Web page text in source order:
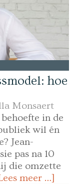
hoe
Monsaert
in de
wil én
Jean-
pas na 10
die omzette
meer …]